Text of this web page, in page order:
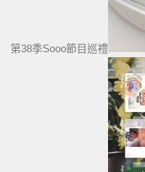
第38季Sooo節目巡禮